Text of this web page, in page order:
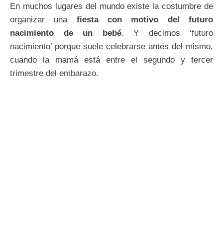
En muchos lugares del mundo existe la costumbre de
organizar una fiesta con motivo del futuro
nacimiento de un bebé. Y decimos ‘futuro
nacimiento’ porque suele celebrarse antes del mismo,
cuando la mamá está entre el segundo y tercer
trimestre del embarazo.